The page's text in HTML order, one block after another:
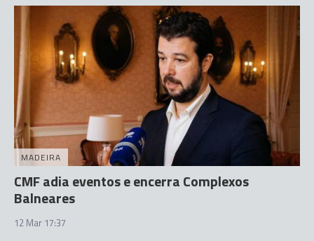
MADEIRA
CMF adia eventos e encerra Complexos
Balneares
12 Mar 17:37